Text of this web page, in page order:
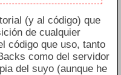
(y al código) que
de cualquier
código que uso, tanto
como del servidor
del suyo (aunque he